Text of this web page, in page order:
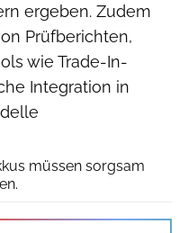
ergeben. Zudem
Prüfberichten,
wie Trade-In-
Integration in
müssen sorgsam